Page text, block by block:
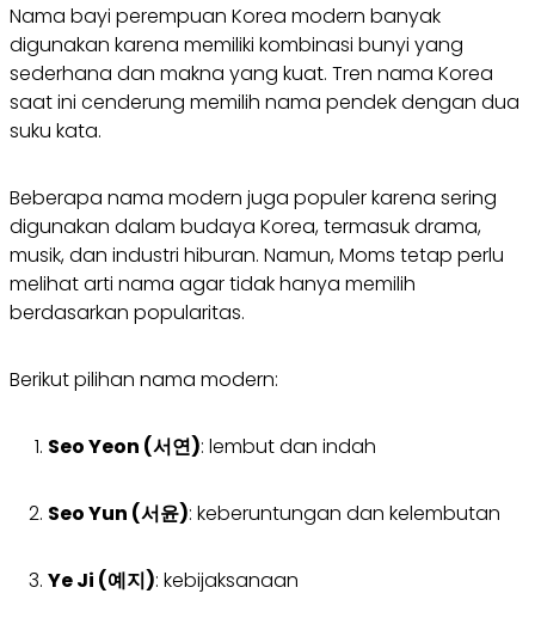
Nama bayi perempuan Korea modern banyak
digunakan karena memiliki kombinasi bunyi yang
sederhana dan makna yang kuat. Tren nama Korea
saat ini cenderung memilih nama pendek dengan dua
suku kata.
Beberapa nama modern juga populer karena sering
digunakan dalam budaya Korea, termasuk drama,
musik, dan industri hiburan. Namun, Moms tetap perlu
melihat arti nama agar tidak hanya memilih
berdasarkan popularitas.
Berikut pilihan nama modern:
Seo Yeon (서연): lembut dan indah
Seo Yun (서윤): keberuntungan dan kelembutan
Ye Ji (예지): kebijaksanaan